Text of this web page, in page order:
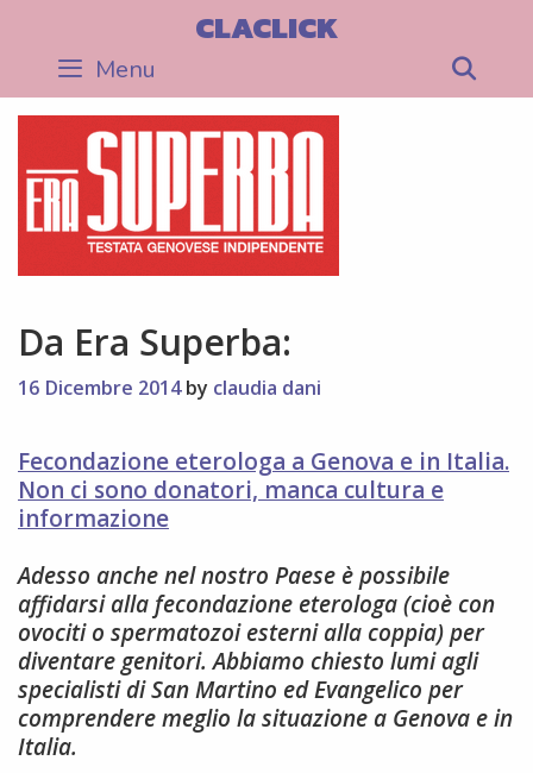
content
CLACLICK
Menu
Da Era Superba:
16 Dicembre 2014 by claudia dani
Fecondazione eterologa a Genova e in Italia.
Non ci sono donatori, manca cultura e
informazione
Adesso anche nel nostro Paese è possibile
affidarsi alla fecondazione eterologa (cioè con
ovociti o spermatozoi esterni alla coppia) per
diventare genitori. Abbiamo chiesto lumi agli
specialisti di San Martino ed Evangelico per
comprendere meglio la situazione a Genova e in
Italia.